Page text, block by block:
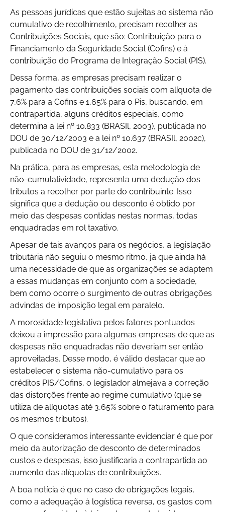
As pessoas jurídicas que estão sujeitas ao sistema não
cumulativo de recolhimento, precisam recolher as
Contribuições Sociais, que são: Contribuição para o
Financiamento da Seguridade Social (Cofins) e à
contribuição do Programa de Integração Social (PIS).
Dessa forma, as empresas precisam realizar o
pagamento das contribuições sociais com alíquota de
7,6% para a Cofins e 1,65% para o Pis, buscando, em
contrapartida, alguns créditos especiais, como
determina a lei nº 10.833 (BRASIl, 2003), publicada no
DOU de 30/12/2003 e a lei nº 10.637 (BRASIl, 2002c),
publicada no DOU de 31/12/2002.
Na prática, para as empresas, esta metodologia de
não-cumulatividade, representa uma dedução dos
tributos a recolher por parte do contribuinte. Isso
significa que a dedução ou desconto é obtido por
meio das despesas contidas nestas normas, todas
enquadradas em rol taxativo.
Apesar de tais avanços para os negócios, a legislação
tributária não seguiu o mesmo ritmo, já que ainda há
uma necessidade de que as organizações se adaptem
a essas mudanças em conjunto com a sociedade,
bem como ocorre o surgimento de outras obrigações
advindas de imposição legal em paralelo.
A morosidade legislativa pelos fatores pontuados
deixou a impressão para algumas empresas de que as
despesas não enquadradas não deveriam ser então
aproveitadas. Desse modo, é válido destacar que ao
estabelecer o sistema não-cumulativo para os
créditos PIS/Cofins, o legislador almejava a correção
das distorções frente ao regime cumulativo (que se
utiliza de alíquotas até 3,65% sobre o faturamento para
os mesmos tributos).
O que consideramos interessante evidenciar é que por
meio da autorização de desconto de determinados
custos e despesas, isso justificaria a contrapartida ao
aumento das alíquotas de contribuições.
A boa notícia é que no caso de obrigações legais,
como a adequação à logística reversa, os gastos com